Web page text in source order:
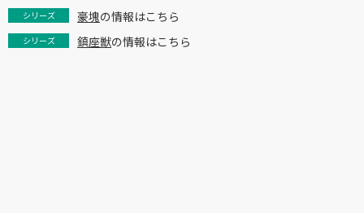
シリーズ 豪塊の情報はこちら
シリーズ 鎮座獣の情報はこちら